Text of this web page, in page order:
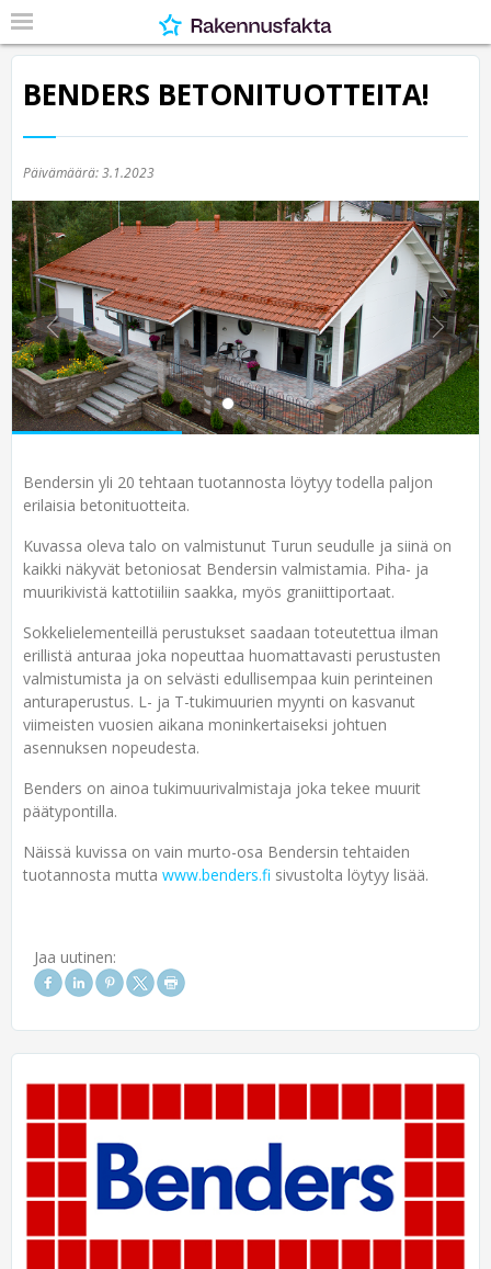
BENDERS BETONITUOTTEITA!
Päivämäärä:3.1.2023
Previous Next
Bendersin yli 20 tehtaan tuotannosta löytyy todella paljon
erilaisia betonituotteita.
Kuvassa oleva talo on valmistunut Turun seudulle ja siinä on
kaikki näkyvät betoniosat Bendersin valmistamia. Piha- ja
muurikivistä kattotiiliin saakka, myös graniittiportaat.
Sokkelielementeillä perustukset saadaan toteutettua ilman
erillistä anturaa joka nopeuttaa huomattavasti perustusten
valmistumista ja on selvästi edullisempaa kuin perinteinen
anturaperustus. L- ja T-tukimuurien myynti on kasvanut
viimeisten vuosien aikana moninkertaiseksi johtuen
asennuksen nopeudesta.
Benders on ainoa tukimuurivalmistaja joka tekee muurit
päätypontilla.
Näissä kuvissa on vain murto-osa Bendersin tehtaiden
tuotannosta mutta www.benders.fi sivustolta löytyy lisää.
Jaa uutinen: